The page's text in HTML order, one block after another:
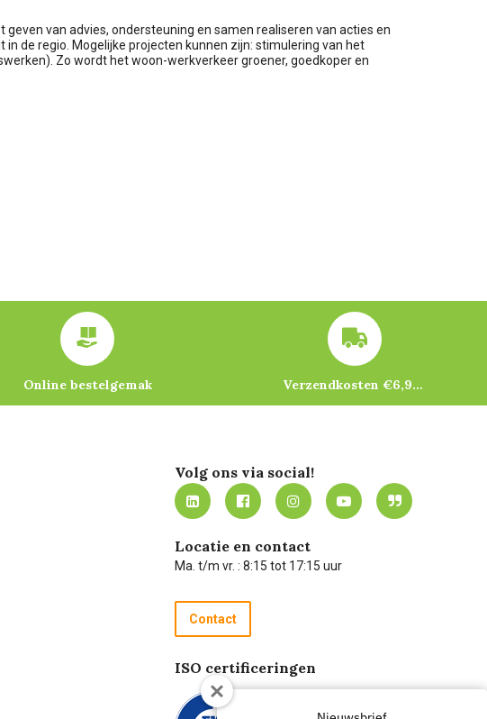
van advies, ondersteuning en samen realiseren van acties en
de regio. Mogelijke projecten kunnen zijn: stimulering van het
Zo wordt het woon-werkverkeer groener, goedkoper en
Online bestelgemak Verzendkosten €6,95 – gratis bij je eerste bestelling vanaf €200
Volg ons via social!
Locatie en contact
Ma. t/m vr. : 8:15 tot 17:15 uur
Contact
ISO certificeringen